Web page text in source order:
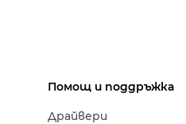
Помощ и поддръжка
Драйвери